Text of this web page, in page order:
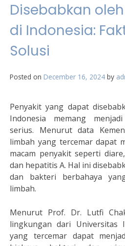
Disebabkan
di Indonesia:
Solusi
Posted on December 16, 2024 by
Penyakit yang dapat
Indonesia memang
serius. Menurut data
limbah yang tercemar dapat
macam penyakit seperti
dan hepatitis A. Hal ini
dan bakteri berbahaya
limbah.
Menurut Prof. Dr. Lutfi
lingkungan dari Universitas
yang tercemar dapat